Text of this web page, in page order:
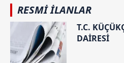
RESMİ İLANLAR
T.C.
DAİRESİ